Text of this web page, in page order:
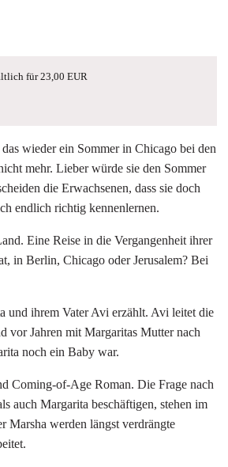
für 23,00 EUR
wieder ein Sommer in Chicago bei den
mehr. Lieber würde sie den Sommer
die Erwachsenen, dass sie doch
endlich richtig kennenlernen.
Eine Reise in die Vergangenheit ihrer
in Berlin, Chicago oder Jerusalem? Bei
und ihrem Vater Avi erzählt. Avi leitet die
vor Jahren mit Margaritas Mutter nach
noch ein Baby war.
Coming-of-Age Roman. Die Frage nach
auch Margarita beschäftigen, stehen im
Marsha werden längst verdrängte